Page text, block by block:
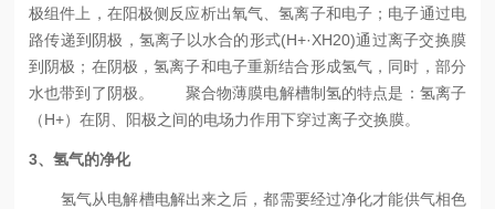
极组件上，在阳极侧反应析出氧气、氢离子和电子；电子通过电
路传递到阴极，氢离子以水合的形式(H+·XH20)通过离子交换膜
到阴极；在阴极，氢离子和电子重新结合形成氢气，同时，部分
水也带到了阴极。
聚合物薄膜电解槽制氢的特点是：氢离子
（H+）在阴、阳极之间的电场力作用下穿过离子交换膜。
3、氢气的净化
氢气从电解槽电解出来之后，都需要经过净化才能供气相色